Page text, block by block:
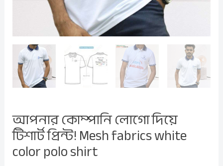
আপনার কোম্পানি লোগো দিয়ে
টিশার্ট প্রিন্ট! Mesh fabrics white
color polo shirt